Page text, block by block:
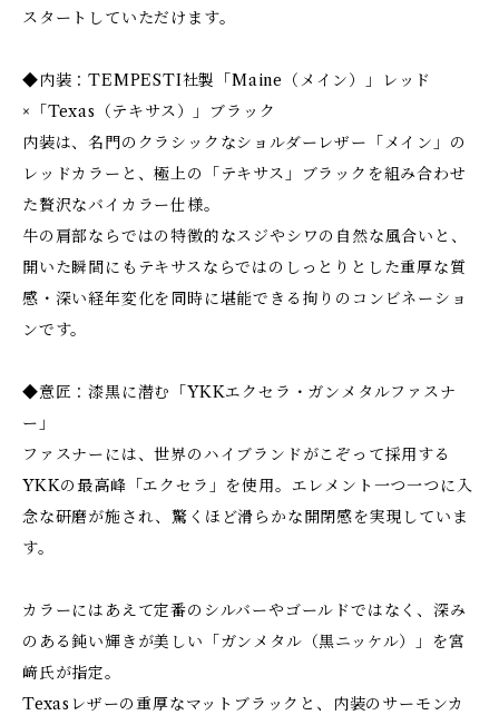
スタートしていただけます。
◆内装：TEMPESTI社製「Maine（メイン）」レッド
×「Texas（テキサス）」ブラック
内装は、名門のクラシックなショルダーレザー「メイン」の
レッドカラーと、極上の「テキサス」ブラックを組み合わせ
た贅沢なバイカラー仕様。
牛の肩部ならではの特徴的なスジやシワの自然な風合いと、
開いた瞬間にもテキサスならではのしっとりとした重厚な質
感・深い経年変化を同時に堪能できる拘りのコンビネーショ
ンです。
◆意匠：漆黒に潜む「YKKエクセラ・ガンメタルファスナ
ー」
ファスナーには、世界のハイブランドがこぞって採用する
YKKの最高峰「エクセラ」を使用。エレメント一つ一つに入
念な研磨が施され、驚くほど滑らかな開閉感を実現していま
す。
カラーにはあえて定番のシルバーやゴールドではなく、深み
のある鈍い輝きが美しい「ガンメタル（黒ニッケル）」を宮
﨑氏が指定。
Texasレザーの重厚なマットブラックと、内装のサーモンカ